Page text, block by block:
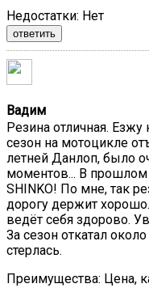
Недостатки: Нет
ответить
Вадим
Резина отличная.
сезон на мотоцикле
летней Данлоп, было
моментов... В
SHINKO! По мне, так
дорогу держит
ведёт себя здорово.
За сезон откатал
стерлась.
Преимущества: Цена,